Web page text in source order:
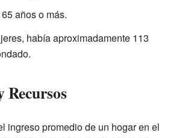
años o más.
había aproximadamente 113
Recursos
ingreso promedio de un hogar en el